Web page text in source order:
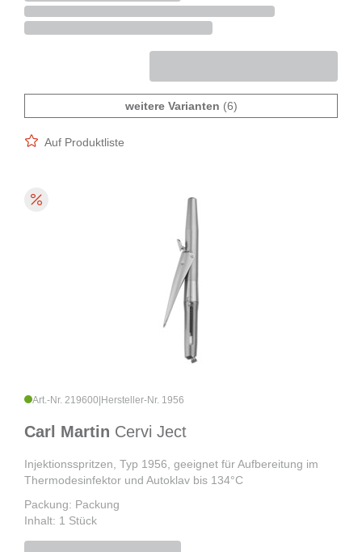
weitere Varianten (6)
Auf Produktliste
Art.-Nr. 219600 Hersteller-Nr. 1956
Carl Martin Cervi Ject
Injektionsspritzen, Typ 1956, geeignet für Aufbereitung im
Thermodesinfektor und Autoklav bis 134°C
Packung: Packung
Inhalt: 1 Stück